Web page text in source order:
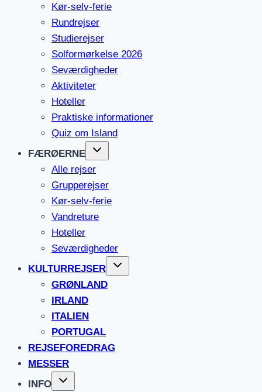
Kør-selv-ferie
Rundrejser
Studierejser
Solformørkelse 2026
Seværdigheder
Aktiviteter
Hoteller
Praktiske informationer
Quiz om Island
FÆRØERNE
Alle rejser
Grupperejser
Kør-selv-ferie
Vandreture
Hoteller
Seværdigheder
KULTURREJSER
GRØNLAND
IRLAND
ITALIEN
PORTUGAL
REJSEFOREDRAG
MESSER
INFO